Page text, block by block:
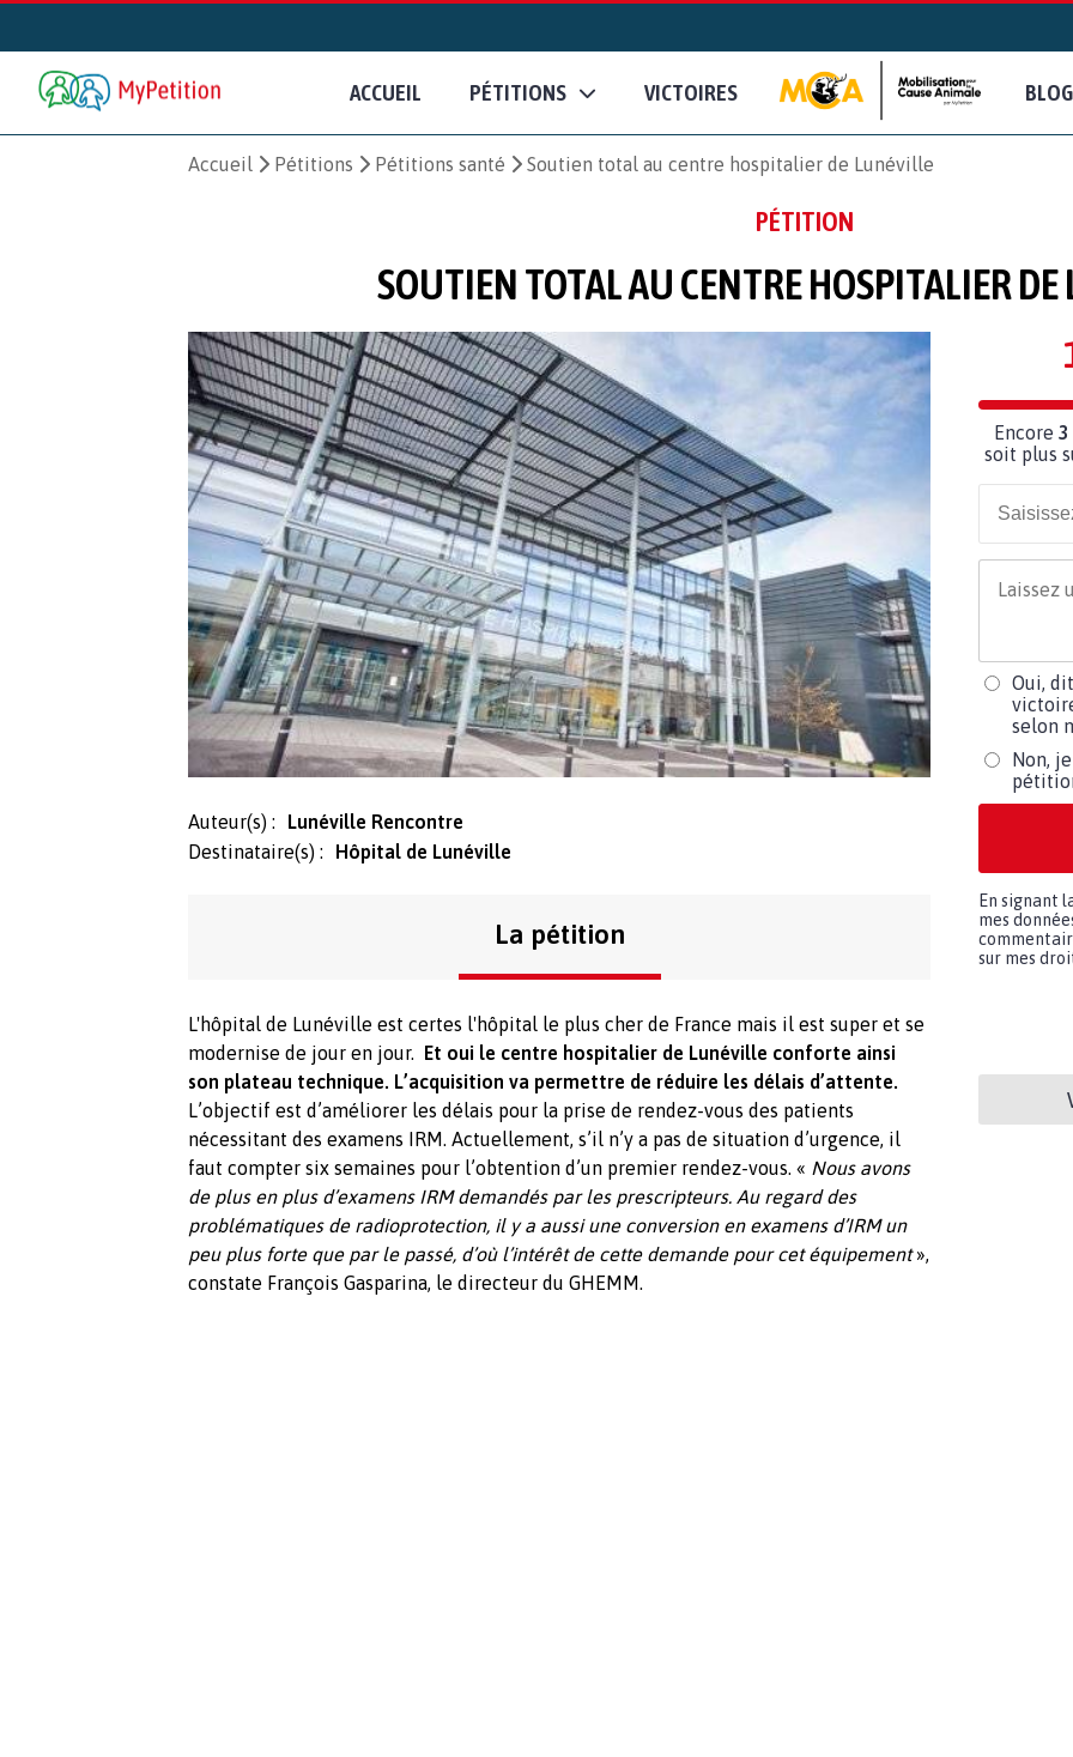
ACCUEIL PÉTITIONS VICTOIRES BLOG
Accueil Pétitions Pétitions santé Soutien total au centre hospitalier de Lunéville
PÉTITION
SOUTIEN TOTAL AU CENTRE HOSPITALIER
Auteur(s) :
Lunéville Rencontre
Destinataire(s) :
Hôpital de Lunéville
La pétition
L'hôpital de Lunéville est certes l'hôpital le plus cher de France mais il est super et se
modernise de jour en jour. Et oui le centre hospitalier de Lunéville conforte ainsi
son plateau technique. L’acquisition va permettre de réduire les délais d’attente.
L’objectif est d’améliorer les délais pour la prise de rendez-vous des patients
nécessitant des examens IRM. Actuellement, s’il n’y a pas de situation d’urgence, il
faut compter six semaines pour l’obtention d’un premier rendez-vous. « Nous avons
de plus en plus d’examens IRM demandés par les prescripteurs. Au regard des
problématiques de radioprotection, il y a aussi une conversion en examens d’IRM un
peu plus forte que par le passé, d’où l’intérêt de cette demande pour cet équipement»,
constate François Gasparina, le directeur du GHEMM.
Encore 3
soit plus
Oui,
selon
Non,
En signant
mes
sur mes